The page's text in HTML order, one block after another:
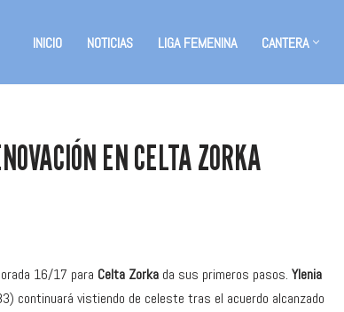
INICIO NOTICIAS LIGA FEMENINA CANTERA
EN CELTA ZORKA
16/17 para Celta Zorka da sus primeros pasos. Ylenia
continuará vistiendo de celeste tras el acuerdo alcanzado